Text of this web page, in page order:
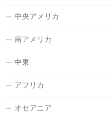
中央アメリカ
南アメリカ
中東
アフリカ
オセアニア